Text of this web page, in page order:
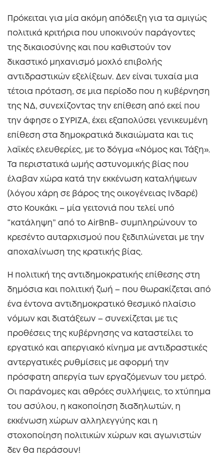
Πρόκειται για μία ακόμη απόδειξη για τα αμιγώς
πολιτικά κριτήρια που υποκινούν παράγοντες
της δικαιοσύνης και που καθιστούν τον
δικαστικό μηχανισμό μοχλό επιβολής
αντιδραστικών εξελίξεων. Δεν είναι τυχαία μια
τέτοια πρόταση, σε μια περίοδο που η κυβέρνηση
της ΝΔ, συνεχίζοντας την επίθεση από εκεί που
την άφησε ο ΣΥΡΙΖΑ, έχει εξαπολύσει γενικευμένη
επίθεση στα δημοκρατικά δικαιώματα και τις
λαϊκές ελευθερίες, με το δόγμα «Νόμος και Τάξη».
Τα περιστατικά ωμής αστυνομικής βίας που
έλαβαν χώρα κατά την εκκένωση καταλήψεων
(λόγου χάρη σε βάρος της οικογένειας Ινδαρέ)
στο Κουκάκι – μία γειτονιά που τελεί υπό
“κατάληψη” από το AirBnB- συμπληρώνουν το
κρεσέντο αυταρχισμού που ξεδιπλώνεται με την
αποχαλίνωση της κρατικής βίας.
Η πολιτική της αντιδημοκρατικής επίθεσης στη
δημόσια και πολιτική ζωή – που θωρακίζεται από
ένα έντονα αντιδημοκρατικό θεσμικό πλαίσιο
νόμων και διατάξεων – συνεχίζεται με τις
προθέσεις της κυβέρνησης να καταστείλει το
εργατικό και απεργιακό κίνημα με αντιδραστικές
αντεργατικές ρυθμίσεις με αφορμή την
πρόσφατη απεργία των εργαζόμενων του μετρό.
Οι παράνομες και αθρόες συλλήψεις, το χτύπημα
του ασύλου, η κακοποίηση διαδηλωτών, η
εκκένωση χώρων αλληλεγγύης και η
στοχοποίηση πολιτικών χώρων και αγωνιστών
δεν θα περάσουν!